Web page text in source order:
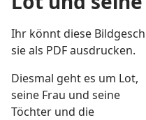
Ihr könnt diese
sie als PDF ausdrucken.
Diesmal geht es um Lot,
seine Frau und seine
Töchter und die